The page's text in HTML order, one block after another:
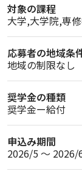
対象の課程
大学,大学院,専
応募者の地域条
地域の制限なし
奨学金の種類
奨学金ー給付
申込み期間
2026/5 〜 2026/